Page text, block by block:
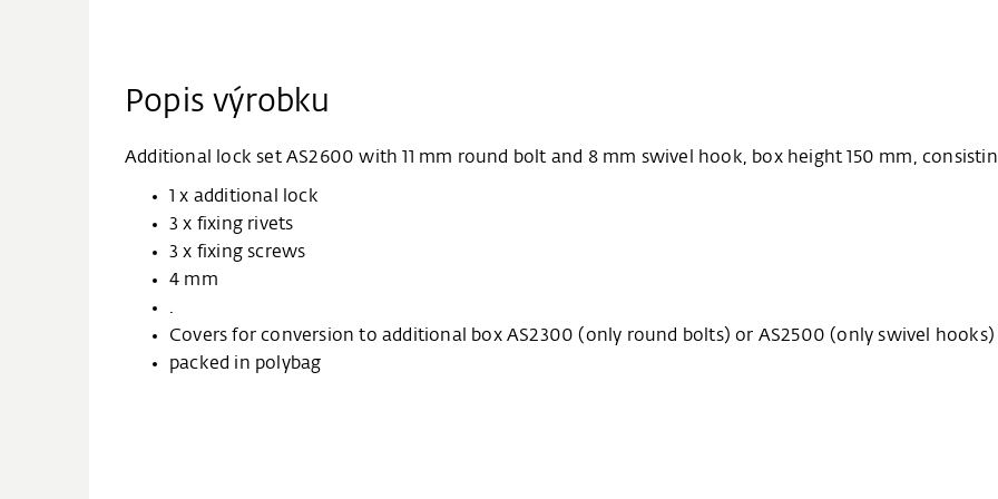
Popis výrobku
Additional lock set AS2600 with 11 mm round bolt and 8 mm swivel hook, box height 150 mm,
1 x additional lock
3 x fixing rivets
3 x fixing screws
4 mm
.
Covers for conversion to additional box AS2300 (only round bolts) or AS2500 (only swivel hooks)
packed in polybag